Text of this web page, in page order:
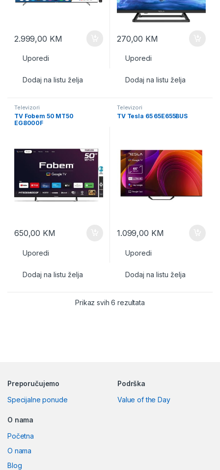
2.999,00 KM
Uporedi
Dodaj na listu želja
270,00 KM
Uporedi
Dodaj na listu želja
Televizori
TV Fobem 50 MT50
EG8000F
650,00 KM
Uporedi
Dodaj na listu želja
Televizori
TV Tesla 65 65E655BUS
1.099,00 KM
Uporedi
Dodaj na listu želja
Prikaz svih 6 rezultata
Preporučujemo
Specijalne ponude
Podrška
Value of the Day
O nama
Početna
O nama
Blog